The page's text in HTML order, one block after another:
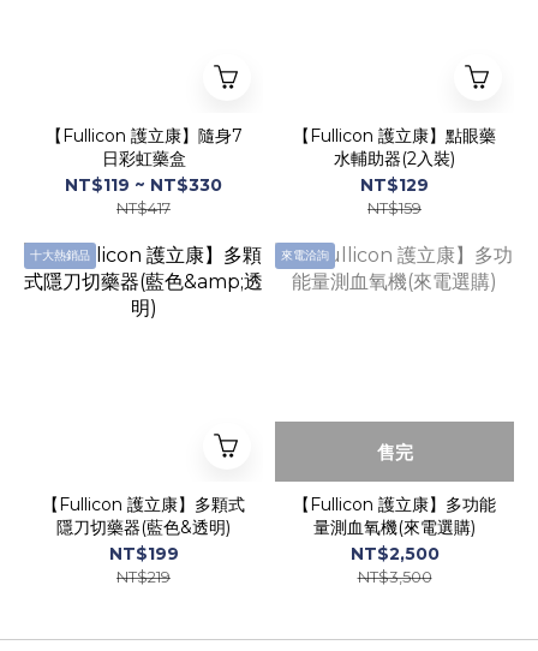
【Fullicon 護立康】隨身7
日彩虹藥盒
NT$119 ~ NT$330
NT$417
【Fullicon 護立康】點眼藥
水輔助器(2入裝)
NT$129
NT$159
十大熱銷品
【Fullicon 護立康】多顆式
隱刀切藥器(藍色&透明)
NT$199
NT$219
來電洽詢
售完
【Fullicon 護立康】多功能
量測血氧機(來電選購)
NT$2,500
NT$3,500